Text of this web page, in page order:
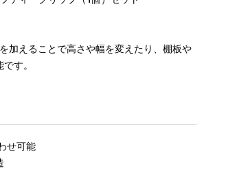
加えることで高さや幅を変えたり、棚板や
す。
せ可能